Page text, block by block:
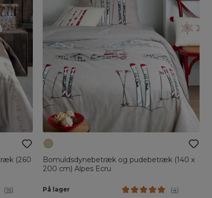
(260
(16)
Bomuldsdynebetræk og pudebetræk (140 x
200 cm) Alpes Ecru
På lager (4)